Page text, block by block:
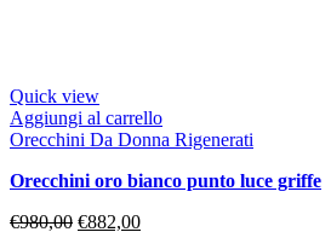
Quick view
Aggiungi al carrello
Orecchini Da Donna Rigenerati
orecchini oro bianco punto luce griffe
€980,00 €882,00